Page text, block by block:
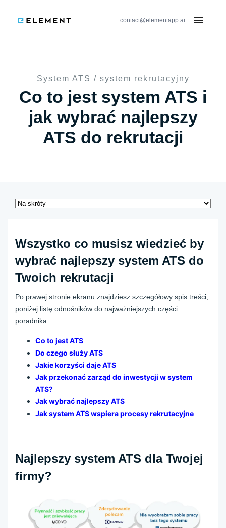
contact@elementapp.ai ×
System rekrutacyjny (ATS) Element:
Cennik
Blog
Wiedza
ENG
System ATS / system rekrutacyjny
Co to jest system ATS i
jak wybrać najlepszy
ATS do rekrutacji
Wszystko co musisz wiedzieć by
wybrać najlepszy system ATS do
Twoich rekrutacji
Po prawej stronie ekranu znajdziesz szczegółowy spis treści,
poniżej listę odnośników do najważniejszych części
poradnika:
Co to jest ATS
Do czego służy ATS
Jakie korzyści daje ATS
Jak przekonać zarząd do inwestycji w system
ATS?
Jak wybrać najlepszy ATS
Jak system ATS wspiera procesy rekrutacyjne
Najlepszy system ATS dla Twojej
firmy?